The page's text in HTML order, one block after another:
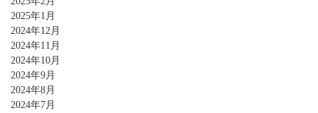
2025年1月
2024年12月
2024年11月
2024年10月
2024年9月
2024年8月
2024年7月